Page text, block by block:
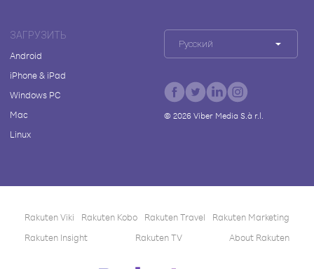
ЗАГРУЗИТЬ
Android
iPhone & iPad
Windows PC
Mac
Linux
Русский
© 2026Viber Media S.à r.l.
Rakuten Viki Rakuten Kobo Rakuten Travel
Rakuten Marketing
Rakuten Insight
Rakuten TV About Rakuten